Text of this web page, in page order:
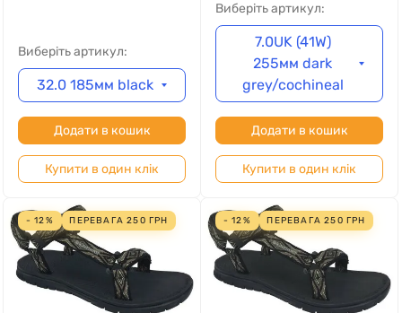
Виберіть артикул:
32.0 185мм black
Додати в кошик
Купити в один клік
Виберіть артикул:
7.0UK (41W)
255мм dark
grey/cochineal
Додати в кошик
Купити в один клік
- 12% ПЕРЕВАГА250 ГРН - 12% ПЕРЕВАГА250 ГРН